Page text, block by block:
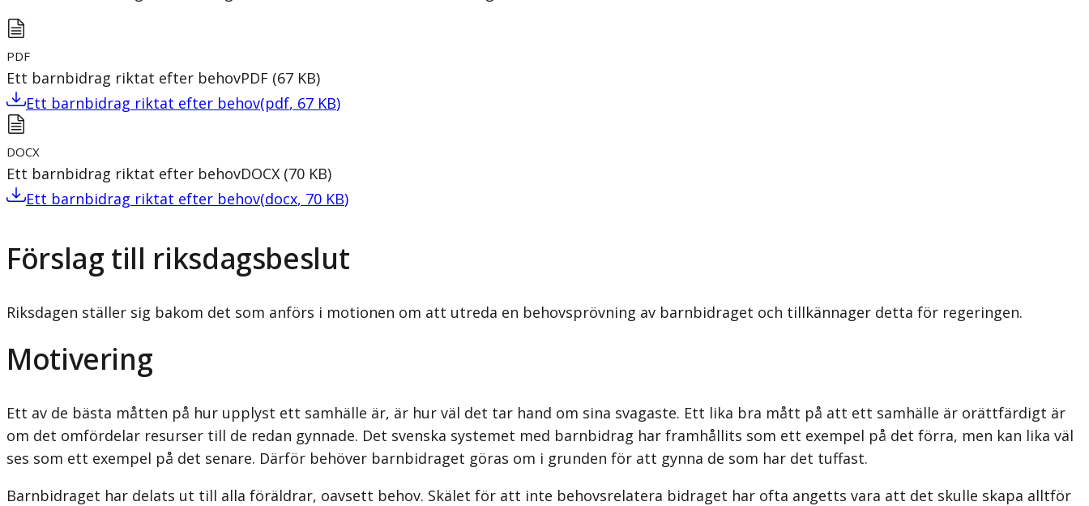
PDF
Ett barnbidrag riktat efter behovPDF (67 KB)
Ett barnbidrag riktat efter behov(pdf, 67 KB)
DOCX
Ett barnbidrag riktat efter behovDOCX (70 KB)
Ett barnbidrag riktat efter behov(docx, 70 KB)
Förslag till riksdagsbeslut
Riksdagen ställer sig bakom det som anförs i motionen om att utreda en behovsprövning av barnbidraget och tillkännager detta för regeringen.
Motivering
Ett av de bästa måtten på hur upplyst ett samhälle är, är hur väl det tar hand om sina svagaste. Ett lika bra mått på att ett samhälle är orättfärdigt är
om det omfördelar resurser till de redan gynnade. Det svenska systemet med barnbidrag har framhållits som ett exempel på det förra, men kan lika väl
ses som ett exempel på det senare. Därför behöver barnbidraget göras om i grunden för att gynna de som har det tuffast.
Barnbidraget har delats ut till alla föräldrar, oavsett behov. Skälet för att inte behovs­relatera bidraget har ofta angetts vara att det skulle skapa alltför